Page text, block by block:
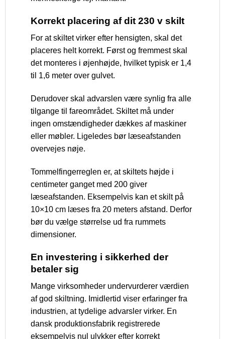
Korrekt placering af dit 230 v skilt
For at skiltet virker efter hensigten, skal det
placeres helt korrekt. Først og fremmest skal
det monteres i øjenhøjde, hvilket typisk er 1,4
til 1,6 meter over gulvet.
Derudover skal advarslen være synlig fra alle
tilgange til fareområdet. Skiltet må under
ingen omstændigheder dækkes af maskiner
eller møbler. Ligeledes bør læseafstanden
overvejes nøje.
Tommelfingerreglen er, at skiltets højde i
centimeter ganget med 200 giver
læseafstanden. Eksempelvis kan et skilt på
10×10 cm læses fra 20 meters afstand. Derfor
bør du vælge størrelse ud fra rummets
dimensioner.
En investering i sikkerhed der
betaler sig
Mange virksomheder undervurderer værdien
af god skiltning. Imidlertid viser erfaringer fra
industrien, at tydelige advarsler virker. En
dansk produktionsfabrik registrerede
eksempelvis nul ulykker efter korrekt